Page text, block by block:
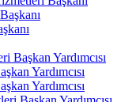
Başkan Yardımcısı
Yardımcısı
Yardımcısı